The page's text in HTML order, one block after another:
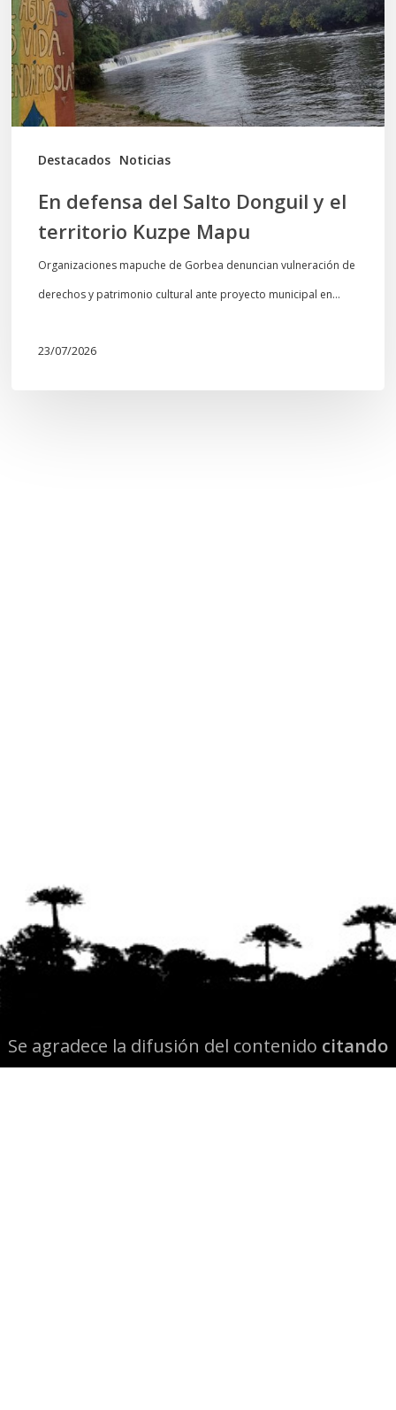
Destacados Noticias
Donguil
y
el
territorio
Kuzpe
Mapu
En defensa del Salto Donguil y el
territorio Kuzpe Mapu
Organizaciones mapuche de Gorbea denuncian vulneración de
derechos y patrimonio cultural ante proyecto municipal en…
23/07/2026
Se agradece la difusión del contenido citando
la fuente www.mapuexpress.org